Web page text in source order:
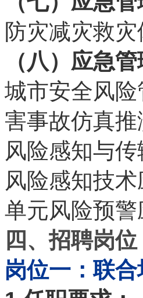
防灾减灾救灾
（八）应急
城市安全风
害事故仿真
风险感知与
风险感知技
单元风险预警
四、招聘岗位
岗位一：联